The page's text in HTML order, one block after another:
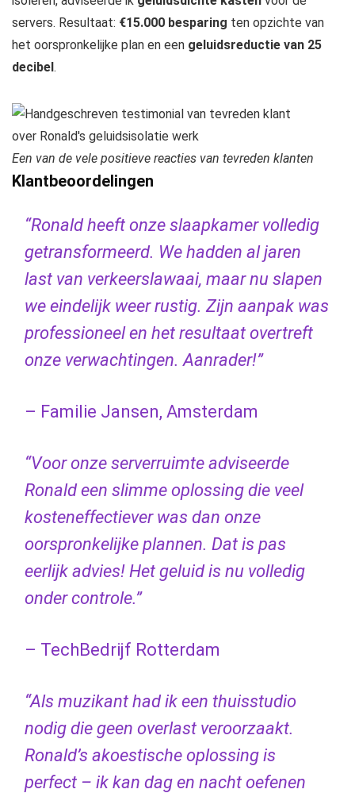
servers. Resultaat: €15.000 besparing ten opzichte van
het oorspronkelijke plan en een geluidsreductie van 25
decibel.
Een van de vele positieve reacties van tevreden klanten
Klantbeoordelingen
“Ronald heeft onze slaapkamer volledig
getransformeerd. We hadden al jaren
last van verkeerslawaai, maar nu slapen
we eindelijk weer rustig. Zijn aanpak was
professioneel en het resultaat overtreft
onze verwachtingen. Aanrader!”
– Familie Jansen, Amsterdam
“Voor onze serverruimte adviseerde
Ronald een slimme oplossing die veel
kosteneffectiever was dan onze
oorspronkelijke plannen. Dat is pas
eerlijk advies! Het geluid is nu volledig
onder controle.”
– TechBedrijf Rotterdam
“Als muzikant had ik een thuisstudio
nodig die geen overlast veroorzaakt.
Ronald’s akoestische oplossing is
perfect – ik kan dag en nacht oefenen